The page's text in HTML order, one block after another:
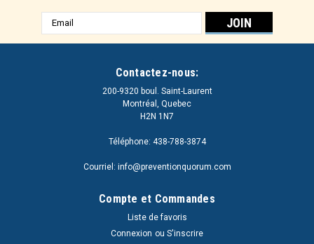
Adresse
e-
Contactez-nous:
200-9320 boul. Saint-Laurent
Montréal, Quebec
H2N 1N7
Téléphone: 438-788-3874
Courriel: info@preventionquorum.com
Compte et Commandes
Liste de favoris
Connexion ou S'inscrire